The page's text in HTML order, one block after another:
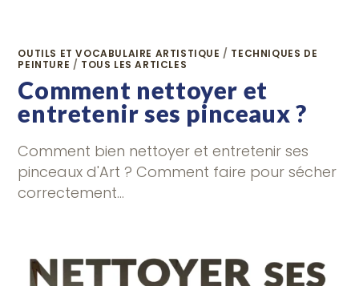
OUTILS ET VOCABULAIRE ARTISTIQUE / TECHNIQUES DE
PEINTURE / TOUS LES ARTICLES
Comment nettoyer et
entretenir ses pinceaux ?
Comment bien nettoyer et entretenir ses
pinceaux d'Art ? Comment faire pour sécher
correctement…